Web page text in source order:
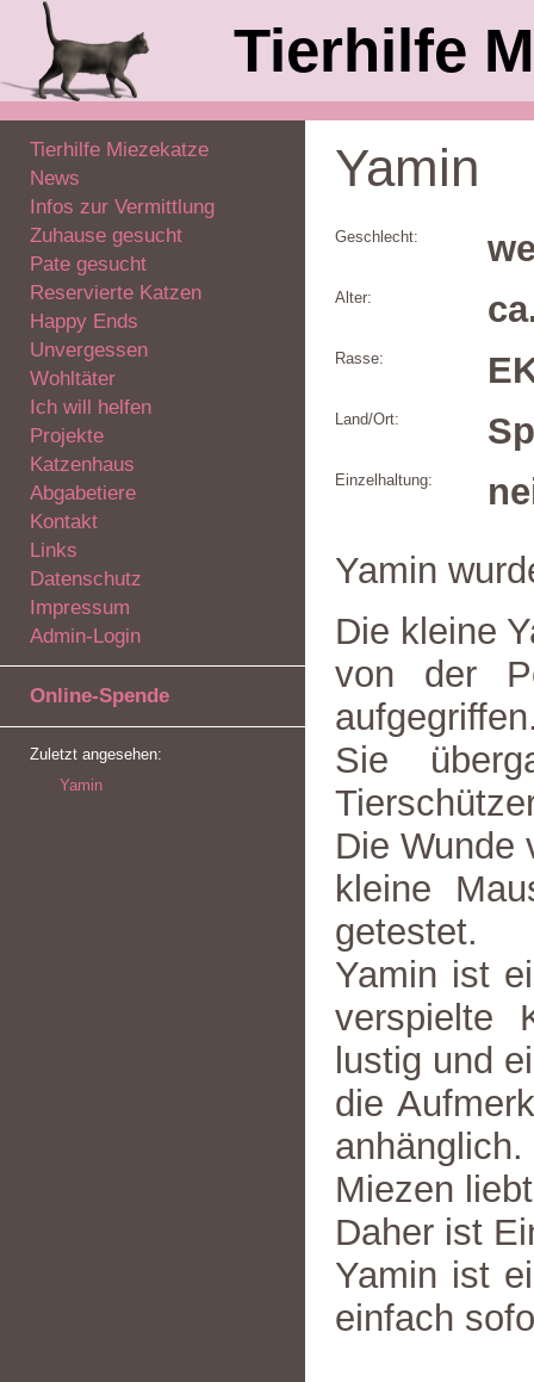
Tierhilfe
Tierhilfe Miezekatze
News
Infos zur Vermittlung
Zuhause gesucht
Pate gesucht
Reservierte Katzen
Happy Ends
Unvergessen
Wohltäter
Ich will helfen
Projekte
Katzenhaus
Abgabetiere
Kontakt
Links
Datenschutz
Impressum
Admin-Login
Online-Spende
Zuletzt angesehen:
Yamin
Yamin
Geschlecht:
Alter:
Rasse:
Land/Ort:
Einzelhaltung:
Yamin
Die kleine
von der
Sie
Die Wunde
kleine
getestet.
Yamin ist
verspielte
lustig und
die
Miezen
Daher ist
Yamin ist
einfach